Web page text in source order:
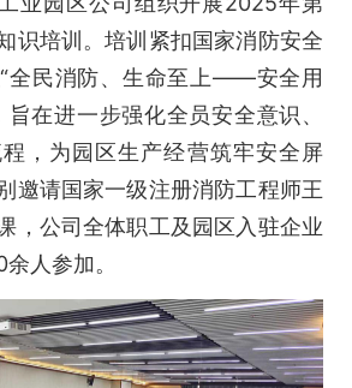
识培训。培训紧扣国家消防安全
全民消防、生命至上——安全用
旨在进一步强化全员安全意识、
，为园区生产经营筑牢安全屏
邀请国家一级注册消防工程师王
，公司全体职工及园区入驻企业
人参加。